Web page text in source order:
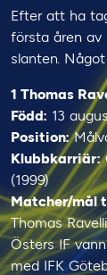
Efter att ha
första åren av
slanten.
1 Thomas
Född: 13
Position:
Klubbkarriär:
(1999)
Matcher/mål
Thomas
Östers IF
med IFK